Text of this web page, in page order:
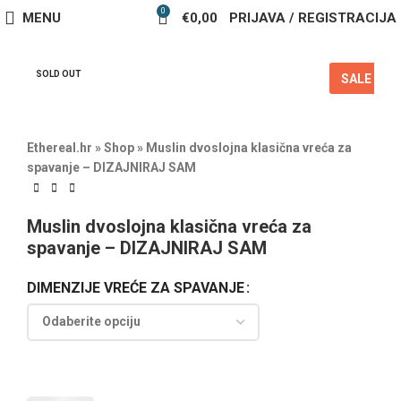
MENU 0 €0,00 PRIJAVA / REGISTRACIJA
SOLD OUT SALE
Ethereal.hr »Shop» Muslin dvoslojna klasična vreća za
spavanje – DIZAJNIRAJ SAM
Muslin dvoslojna klasična vreća za
spavanje – DIZAJNIRAJ SAM
DIMENZIJE VREĆE ZA SPAVANJE